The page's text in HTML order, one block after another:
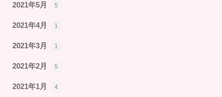
2021年5月 5
2021年4月 1
2021年3月 1
2021年2月 5
2021年1月 4